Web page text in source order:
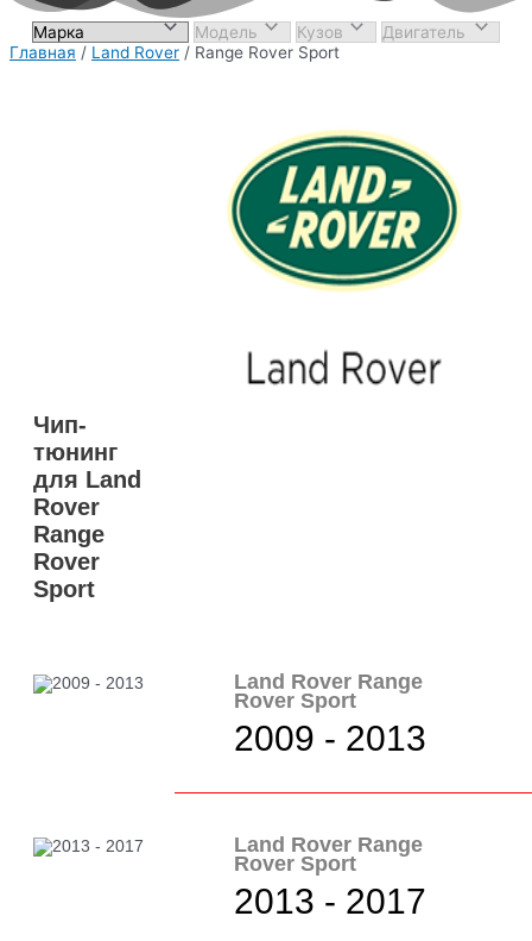
Главная / Land Rover / Range Rover Sport
Чип-
тюнинг
для Land
Rover
Range
Rover
Sport
Land Rover Range
Rover Sport
2009 - 2013
Land Rover Range
Rover Sport
2013 - 2017